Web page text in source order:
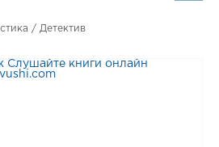
/ Детектив